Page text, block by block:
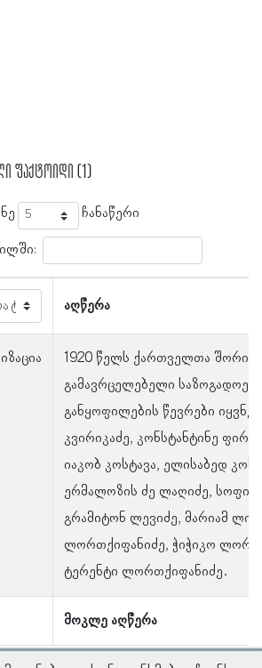
ფაქტოიდი (1)
ჩანაწერი
აღწერა
მოკლე აღწერა
1920 წელს ქართველთა შორის
გამავრცელებელი
განყოფილების წევრები
კვირიკაძე, კონსტანტინე
იაკობ კოსტავა, ელისაბედ
ერმალოზის ძე ლაღიძე, სოფიო
გრამიტონ ლევიძე, მარიამ
ლორთქიფანიძე, ჭიჭიკო
ტერენტი ლორთქიფანიძე.